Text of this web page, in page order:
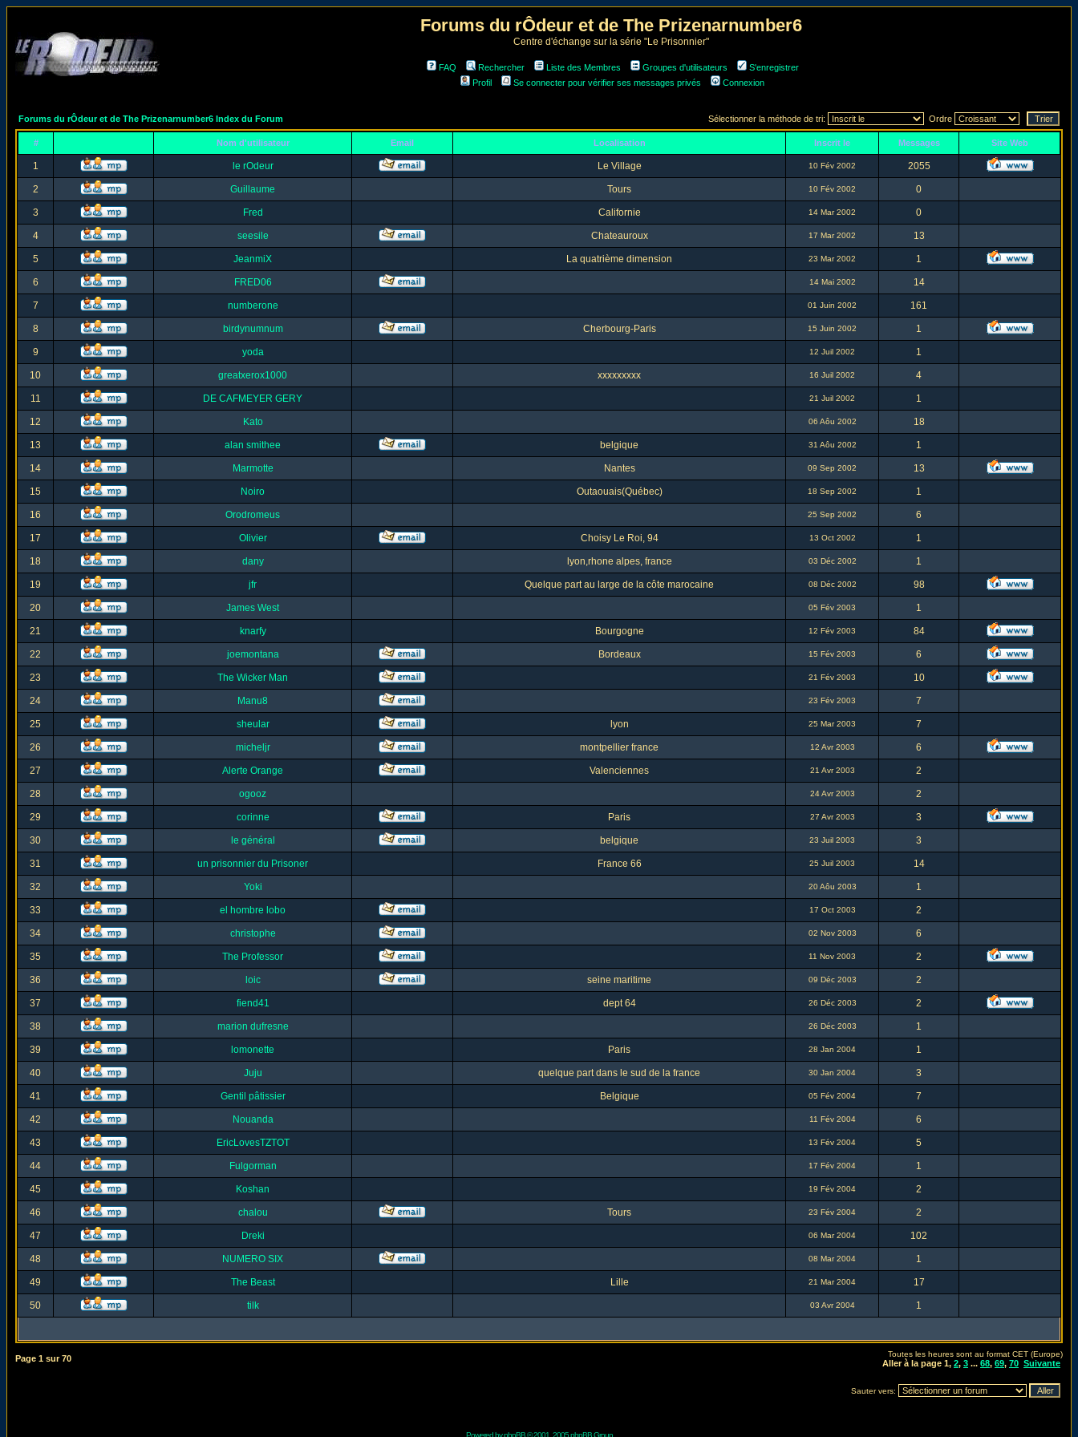
Forums du rÔdeur et de The Prizenarnumber6
Centre d'échange sur la série "Le Prisonnier"
FAQ Rechercher Liste des Membres Groupes d'utilisateurs
S'enregistrer
Profil
Se connecter pour vérifier ses messages privés Connexion
Forums du rÔdeur et de The Prizenarnumber6 Index du Forum Sélectionner la méthode de tri: Ordre
# Nom d'utilisateur Email Localisation Inscrit le Messages Site Web
1 le rOdeur Le Village 10 Fév 2002 2055
2 Guillaume Tours 10 Fév 2002 0
3 Fred Californie 14 Mar 2002 0
4 seesile Chateauroux 17 Mar 2002 13
5 JeanmiX La quatrième dimension 23 Mar 2002 1
6 FRED06 14 Mai 2002 14
7 numberone 01 Juin 2002 161
8 birdynumnum Cherbourg-Paris 15 Juin 2002 1
9 yoda 12 Juil 2002 1
10 greatxerox1000 xxxxxxxxx 16 Juil 2002 4
11 DE CAFMEYER GERY 21 Juil 2002 1
12 Kato 06 Aôu 2002 18
13 alan smithee belgique 31 Aôu 2002 1
14 Marmotte Nantes 09 Sep 2002 13
15 Noiro Outaouais(Québec) 18 Sep 2002 1
16 Orodromeus 25 Sep 2002 6
17 Olivier Choisy Le Roi, 94 13 Oct 2002 1
18 dany lyon,rhone alpes, france 03 Déc 2002 1
19 jfr Quelque part au large de la côte marocaine 08 Déc 2002 98
20 James West 05 Fév 2003 1
21 knarfy Bourgogne 12 Fév 2003 84
22 joemontana Bordeaux 15 Fév 2003 6
23 The Wicker Man 21 Fév 2003 10
24 Manu8 23 Fév 2003 7
25 sheular lyon 25 Mar 2003 7
26 micheljr montpellier france 12 Avr 2003 6
27 Alerte Orange Valenciennes 21 Avr 2003 2
28 ogooz 24 Avr 2003 2
29 corinne Paris 27 Avr 2003 3
30 le général belgique 23 Juil 2003 3
31 un prisonnier du Prisoner France 66 25 Juil 2003 14
32 Yoki 20 Aôu 2003 1
33 el hombre lobo 17 Oct 2003 2
34 christophe 02 Nov 2003 6
35 The Professor 11 Nov 2003 2
36 loic seine maritime 09 Déc 2003 2
37 fiend41 dept 64 26 Déc 2003 2
38 marion dufresne 26 Déc 2003 1
39 lomonette Paris 28 Jan 2004 1
40 Juju quelque part dans le sud de la france 30 Jan 2004 3
41 Gentil pâtissier Belgique 05 Fév 2004 7
42 Nouanda 11 Fév 2004 6
43 EricLovesTZTOT 13 Fév 2004 5
44 Fulgorman 17 Fév 2004 1
45 Koshan 19 Fév 2004 2
46 chalou Tours 23 Fév 2004 2
47 Dreki 06 Mar 2004 102
48 NUMERO SIX 08 Mar 2004 1
49 The Beast Lille 21 Mar 2004 17
50 tilk 03 Avr 2004 1
Page 1 sur70 Toutes les heures sont au format CET (Europe)
Aller à la page 1, 2, 3 ... 68, 69, 70 Suivante
Sauter vers:
Powered byphpBB© 2001, 2005 phpBB Group